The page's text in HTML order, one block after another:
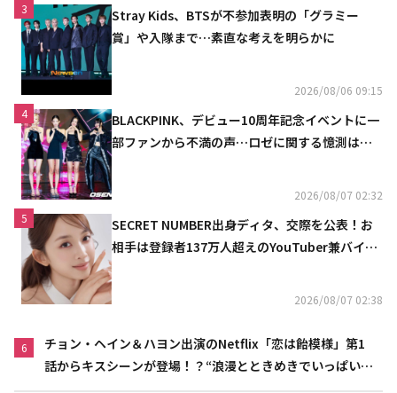
3
Stray Kids、BTSが不参加表明の「グラミー
賞」や入隊まで…素直な考えを明らかに
2026/08/06 09:15
4
BLACKPINK、デビュー10周年記念イベントに一
部ファンから不満の声…ロゼに関する憶測は否
2026/08/07 02:32
5
SECRET NUMBER出身ディタ、交際を公表！お
相手は登録者137万人超えのYouTuber兼バイオ
2026/08/07 02:38
6
チョン・ヘイン＆ハヨン出演のNetflix「恋は飴模様」第1
話からキスシーンが登場！？“浪漫とときめきでいっぱいの